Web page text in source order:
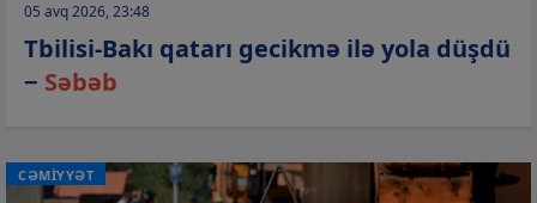
05 avq 2026, 23:48
Tbilisi-Bakı qatarı gecikmə ilə yola düşdü
− Səbəb
CƏMİYYƏT